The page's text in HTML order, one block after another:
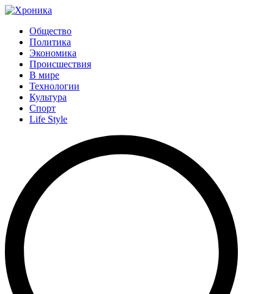
Общество
Политика
Экономика
Происшествия
В мире
Технологии
Культура
Спорт
Life Style